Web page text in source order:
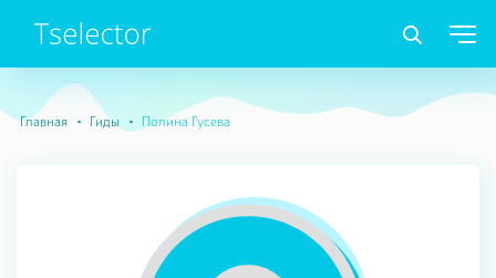
Главная Гиды Полина Гусева